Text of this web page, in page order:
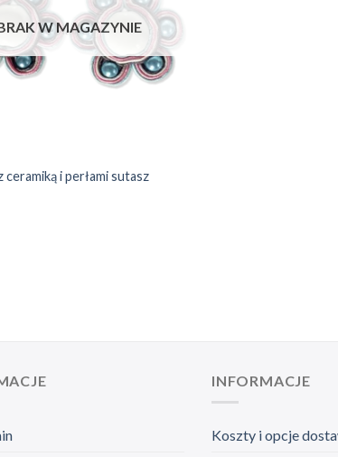
W MAGAZYNIE
ceramiką i perłami sutasz
INFORMACJE
Koszty i opcje